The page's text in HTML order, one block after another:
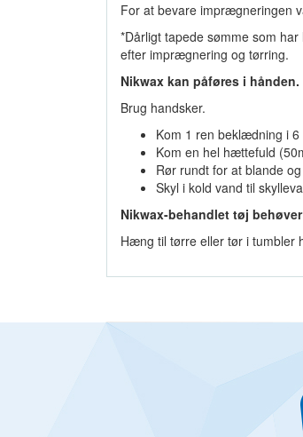
For at bevare imprægneringen
*Dårligt tapede sømme som
efter imprægnering og tørring.
Nikwax kan påføres i hånden.
Brug handsker.
Kom 1 ren beklædning i
Kom en hel hættefuld
Rør rundt for at blande
Skyl i kold vand til
Nikwax-behandlet tøj
Hæng til tørre eller tør i tumbler